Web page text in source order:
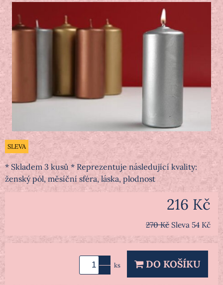
SLEVA
* Skladem 3 kusů * Reprezentuje následující kvality:
ženský pól, měsíční sféra, láska, plodnost
216 Kč
270 Kč Sleva 54 Kč
ks DO KOŠÍKU